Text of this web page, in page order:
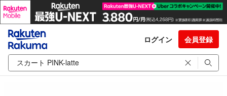
ログイン 会員登録